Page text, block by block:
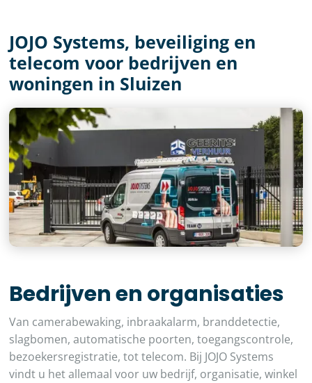
JOJO Systems, beveiliging en
telecom voor bedrijven en
woningen in Sluizen
Bedrijven en organisaties
Van camerabewaking, inbraakalarm, branddetectie,
slagbomen, automatische poorten, toegangscontrole,
bezoekersregistratie, tot telecom. Bij JOJO Systems
vindt u het allemaal voor uw bedrijf, organisatie, winkel